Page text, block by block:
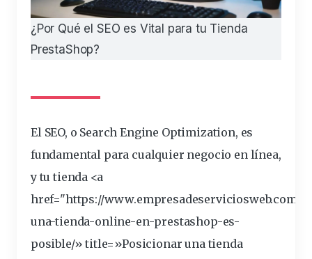
¿Por Qué el SEO es Vital para tu Tienda
PrestaShop?
El SEO, o Search Engine Optimization, es
fundamental para cualquier negocio en línea,
y tutienda <a
href="https://www.empresadeserviciosweb.com/
una-tienda-online-en-prestashop-es-
posible/» title=»Posicionar una tienda